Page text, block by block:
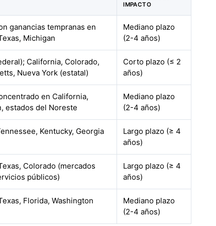
IMPACTO
ganancias tempranas en
Michigan
Mediano plazo
(2-4 años)
California, Colorado,
Nueva York (estatal)
Corto plazo (≤ 2
años)
en California,
estados del Noreste
Mediano plazo
(2-4 años)
Kentucky, Georgia
Largo plazo (≥ 4
años)
Colorado (mercados
públicos)
Largo plazo (≥ 4
años)
Florida, Washington
Mediano plazo
(2-4 años)